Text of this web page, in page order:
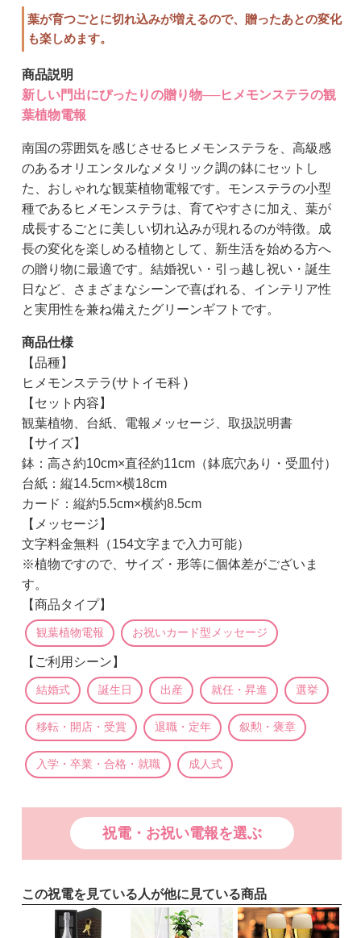
葉が育つごとに切れ込みが増えるので、贈ったあとの変化
も楽しめます。
商品説明
新しい門出にぴったりの贈り物──ヒメモンステラの観
葉植物電報
南国の雰囲気を感じさせるヒメモンステラを、高級感
のあるオリエンタルなメタリック調の鉢にセットし
た、おしゃれな観葉植物電報です。モンステラの小型
種であるヒメモンステラは、育てやすさに加え、葉が
成長するごとに美しい切れ込みが現れるのが特徴。成
長の変化を楽しめる植物として、新生活を始める方へ
の贈り物に最適です。結婚祝い・引っ越し祝い・誕生
日など、さまざまなシーンで喜ばれる、インテリア性
と実用性を兼ね備えたグリーンギフトです。
商品仕様
【品種】
ヒメモンステラ(サトイモ科 )
【セット内容】
観葉植物、台紙、電報メッセージ、取扱説明書
【サイズ】
鉢：高さ約10cm×直径約11cm（鉢底穴あり・受皿付）
台紙：縦14.5cm×横18cm
カード：縦約5.5cm×横約8.5cm
【メッセージ】
文字料金無料（154文字まで入力可能）
※植物ですので、サイズ・形等に個体差がございま
す。
【商品タイプ】
観葉植物電報 お祝いカード型メッセージ
【ご利用シーン】
結婚式 誕生日 出産 就任・昇進 選挙
移転・開店・受賞 退職・定年 叙勲・褒章
入学・卒業・合格・就職 成人式
祝電・お祝い電報を選ぶ
この祝電を見ている人が他に見ている商品